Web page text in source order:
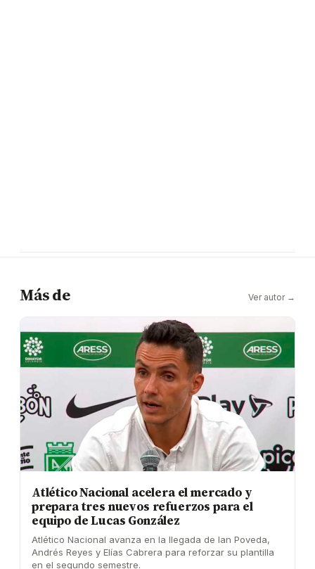
Más de Ver autor →
Atlético Nacional acelera el mercado y
prepara tres nuevos refuerzos para el
equipo de Lucas González
Atlético Nacional avanza en la llegada de Ian Poveda,
Andrés Reyes y Elías Cabrera para reforzar su plantilla
en el segundo semestre.